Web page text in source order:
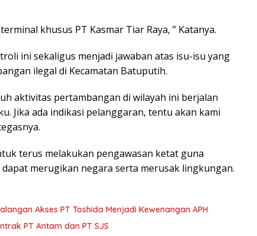
khusus PT Kasmar Tiar Raya, ” Katanya.
ini sekaligus menjadi jawaban atas isu-isu yang
ilegal di Kecamatan Batuputih.
aktivitas pertambangan di wilayah ini berjalan
Jika ada indikasi pelanggaran, tentu akan kami
terus melakukan pengawasan ketat guna
merugikan negara serta merusak lingkungan.
Akses PT Toshida Menjadi Kewenangan APH
PT Antam dan PT SJS